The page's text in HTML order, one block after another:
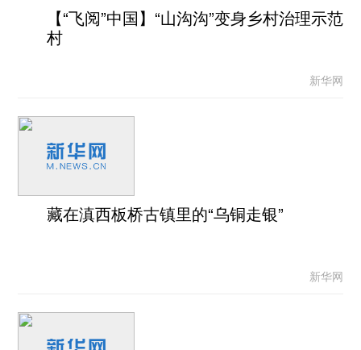
【“飞阅”中国】“山沟沟”变身乡村治理示范
村
新华网
藏在滇西板桥古镇里的“乌铜走银”
新华网